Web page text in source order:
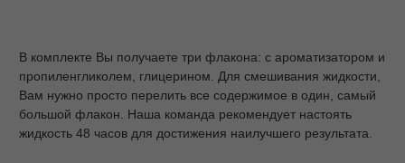
В комплекте Вы получаете три флакона: с ароматизатором и
пропиленгликолем, глицерином. Для смешивания жидкости,
Вам нужно просто перелить все содержимое в один, самый
большой флакон. Наша команда рекомендует настоять
жидкость 48 часов для достижения наилучшего результата.